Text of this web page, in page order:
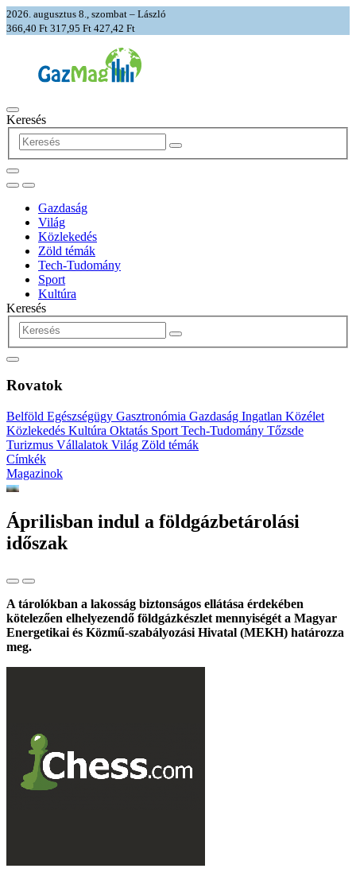
2026. augusztus 8., szombat – László
366,40 Ft 317,95 Ft 427,42 Ft
Keresés
Gazdaság
Világ
Közlekedés
Zöld témák
Tech-Tudomány
Sport
Kultúra
Keresés
Rovatok
Belföld Egészségügy Gasztronómia Gazdaság Ingatlan Közélet
Közlekedés Kultúra Oktatás Sport Tech-Tudomány Tőzsde
Turizmus Vállalatok Világ Zöld témák
Címkék
Magazinok
Áprilisban indul a földgázbetárolási
időszak
A tárolókban a lakosság biztonságos ellátása érdekében
kötelezően elhelyezendő földgázkészlet mennyiségét a Magyar
Energetikai és Közmű-szabályozási Hivatal (MEKH) határozza
meg.